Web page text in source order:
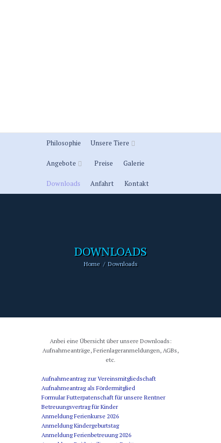
Philosophie Unsere Tiere
Angebote Preise Galerie
Downloads Anfahrt Kontakt
DOWNLOADS
Home Downloads
Anbei eine Übersicht über unsere Downloads:
Aufnahmeanträge, Ferienlageranmeldungen, AGBs,
etc.
Aufnahmeantrag zur Vereinsmitgliedschaft
Aufnahmeantrag als Fördermitglied
Formular Futterpatenschaft für unsere Rentner
Betreuungsvertrag für Kinder
Anmeldung Ferienkurse 2026
Anmeldung Kindergeburtstag
Anmeldung Ferienbetreuung 2026